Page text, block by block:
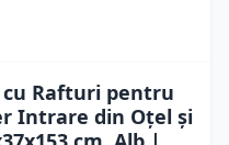
cu Rafturi pentru
Intrare din Oțel și